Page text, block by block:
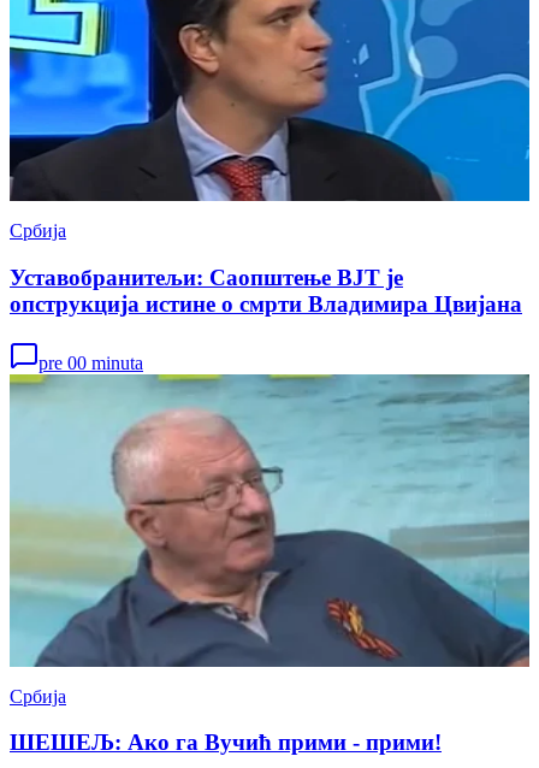
Србија
Уставобранитељи: Саопштење ВЈТ је
опструкција истине о смрти Владимира Цвијана
pre 00 minuta
Србија
ШЕШЕЉ: Ако га Вучић прими - прими!